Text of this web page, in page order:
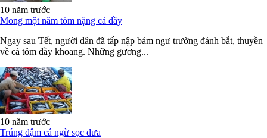
10 năm trước
Mong một năm tôm nặng cá đầy
Ngay sau Tết, người dân đã tấp nập bám ngư trường đánh bắt, thuyền
về cá tôm đầy khoang. Những gương...
10 năm trước
Trúng đậm cá ngừ sọc dưa